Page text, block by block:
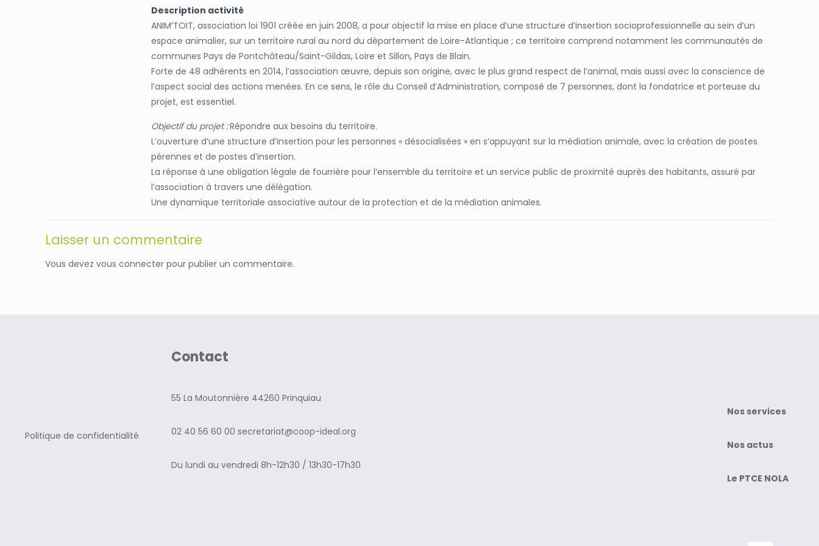
Description activité
ANIM’TOIT, association loi 1901 créée en juin 2008, a pour objectif la mise en place d’une structure d’insertion socioprofessionnelle au sein d’un
espace animalier, sur un territoire rural au nord du département de Loire-Atlantique ; ce territoire comprend notamment les communautés de
communes Pays de Pontchâteau/Saint-Gildas, Loire et Sillon, Pays de Blain.
Forte de 48 adhérents en 2014, l’association œuvre, depuis son origine, avec le plus grand respect de l’animal, mais aussi avec la conscience de
l’aspect social des actions menées. En ce sens, le rôle du Conseil d’Administration, composé de 7 personnes, dont la fondatrice et porteuse du
projet, est essentiel.
Objectif du projet :Répondre aux besoins du territoire.
L’ouverture d’une structure d’insertion pour les personnes « désocialisées » en s’appuyant sur la médiation animale, avec la création de postes
pérennes et de postes d’insertion.
La réponse à une obligation légale de fourrière pour l’ensemble du territoire et un service public de proximité auprès des habitants, assuré par
l’association à travers une délégation.
Une dynamique territoriale associative autour de la protection et de la médiation animales.
Laisser un commentaire
Vous devezvous connecter pour publier un commentaire.
Politique de confidentialité
Contact
55 La Moutonnière 44260 Prinquiau
02 40 56 60 00 secretariat@coop-ideal.org
Du lundi au vendredi 8h-12h30 / 13h30-17h30
Nos services
Nos actus
Le PTCE NOLA